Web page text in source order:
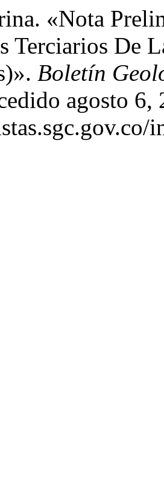
«Nota
Terciarios De
Boletín
agosto 6,